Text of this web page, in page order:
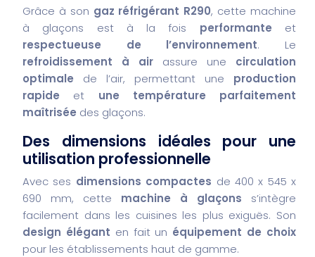
Grâce à son gaz réfrigérant R290, cette machine
à glaçons est à la fois performante et
respectueuse de l’environnement. Le
refroidissement à air assure une circulation
optimale de l’air, permettant une production
rapide et une température parfaitement
maîtrisée des glaçons.
Des dimensions idéales pour une
utilisation professionnelle
Avec ses dimensions compactes de 400 x 545 x
690 mm, cette machine à glaçons s’intègre
facilement dans les cuisines les plus exiguës. Son
design élégant en fait un équipement de choix
pour les établissements haut de gamme.